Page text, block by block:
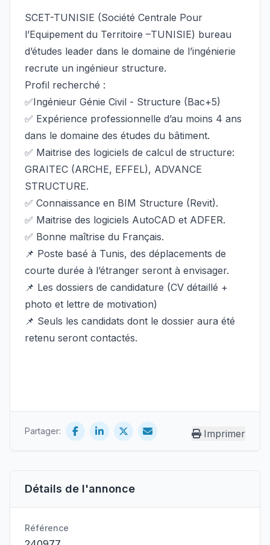
Détails de l'annonce
Référence
SCET-TUNISIE (Société Centrale Pour
l’Equipement du Territoire –TUNISIE) bureau
d’études leader dans le domaine de l’ingénierie
recrute un ingénieur structure.
Profil recherché :
✅Ingénieur Génie Civil - Structure (Bac+5)
✅ Expérience professionnelle d’au moins 4 ans
dans le domaine des études du bâtiment.
✅ Maitrise des logiciels de calcul de structure:
GRAITEC (ARCHE, EFFEL), ADVANCE
STRUCTURE.
✅ Connaissance en BIM Structure (Revit).
✅ Maitrise des logiciels AutoCAD et ADFER.
✅ Bonne maîtrise du Français.
📌 Poste basé à Tunis, des déplacements de
courte durée à l’étranger seront à envisager.
📌 Les dossiers de candidature (CV détaillé +
photo et lettre de motivation)
📌 Seuls les candidats dont le dossier aura été
retenu seront contactés.
Partager: Imprimer